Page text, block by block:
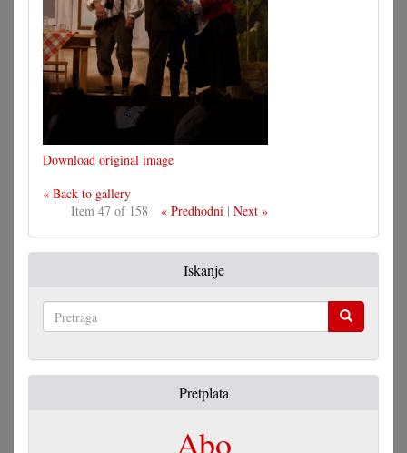
Download original image
« Back to gallery
Item 47 of 158
« Predhodni| Next »
Iskanje
Pretplata
Abo